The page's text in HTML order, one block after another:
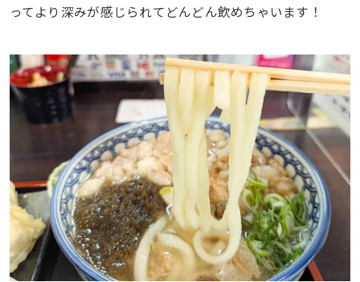
ってより深みが感じられてどんどん飲めちゃいます！